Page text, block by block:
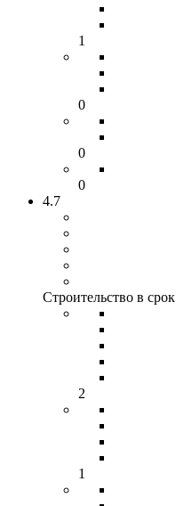
1
0
0
0
4.7
Строительство в срок
2
1